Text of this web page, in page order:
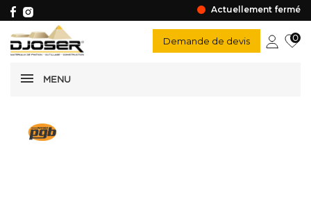
Actuellement fermé
MENU
Demande de devis 0